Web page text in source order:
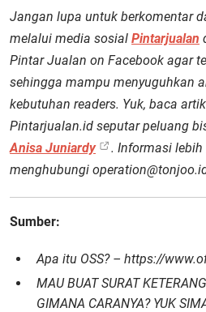
Jangan lupa untuk berkomentar
melalui media sosial Pintarjualan
Pintar Jualan on Facebook agar
sehingga mampu menyuguhkan
kebutuhan readers. Yuk, baca
Pintarjualan.id seputar peluang
Anisa Juniardy
. Informasi
menghubungi
Sumber:
Apa itu OSS? – https://
MAU BUAT SURAT
GIMANA CARANYA? YUK